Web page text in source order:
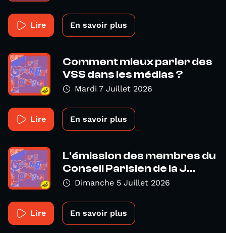
Lire En savoir plus
Comment mieux parler des
VSS dans les médias ?
Mardi 7 Juillet 2026
Lire En savoir plus
L'émission des membres du
Conseil Parisien de la J...
Dimanche 5 Juillet 2026
Lire En savoir plus